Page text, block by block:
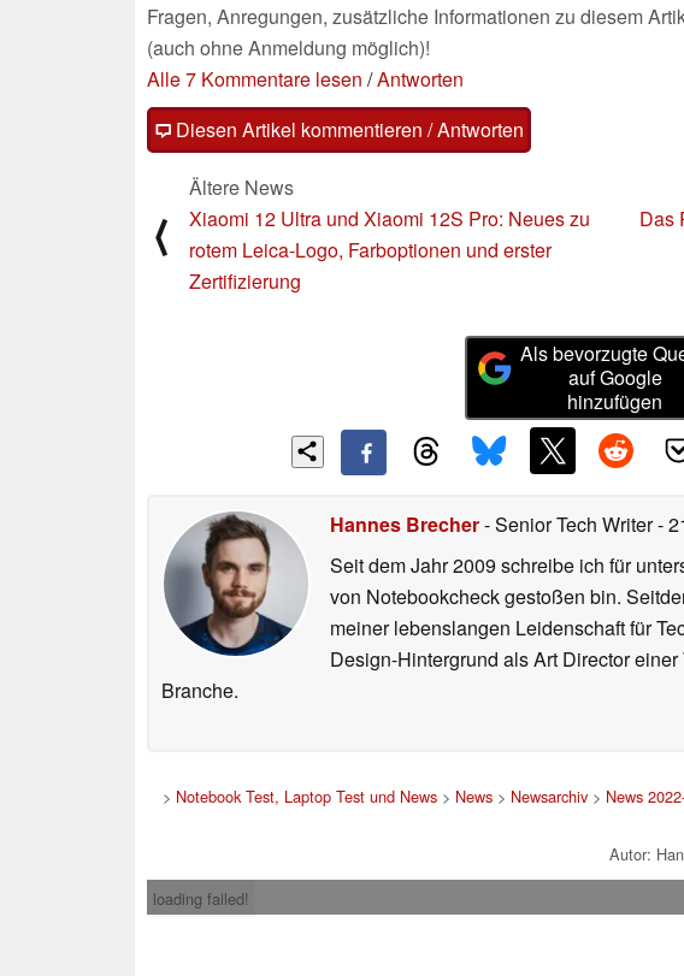
Fragen, Anregungen, zusätzliche Informationen zu diesem
(auch ohne Anmeldung möglich)!
Alle 7 Kommentare lesen /Antworten
Diesen Artikel kommentieren / Antworten
⟨
Ältere News
Xiaomi 12 Ultra und Xiaomi 12S Pro: Neues zu
rotem Leica-Logo, Farboptionen und erster
Zertifizierung
Das
Als bevorzugte
auf Google
hinzufügen
Hannes Brecher- Senior Tech Writer-
Seit dem Jahr 2009 schreibe ich für
von Notebookcheck gestoßen bin.
meiner lebenslangen Leidenschaft für
Design-Hintergrund als Art Director
Branche.
> Notebook Test, Laptop Test und News > News > Newsarchiv > News
Autor:
loading failed!